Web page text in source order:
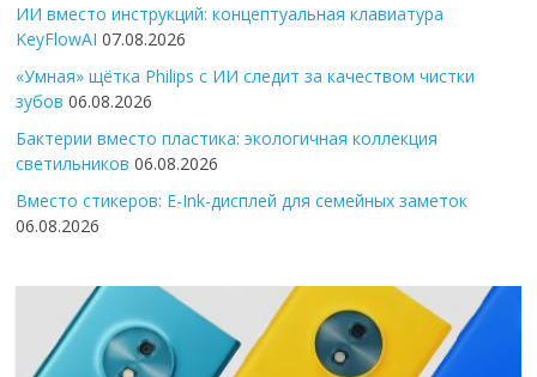
ИИ вместо инструкций: концептуальная клавиатура
KeyFlowAI 07.08.2026
«Умная» щётка Philips с ИИ следит за качеством чистки
зубов 06.08.2026
Бактерии вместо пластика: экологичная коллекция
светильников 06.08.2026
Вместо стикеров: E-Ink-дисплей для семейных заметок
06.08.2026